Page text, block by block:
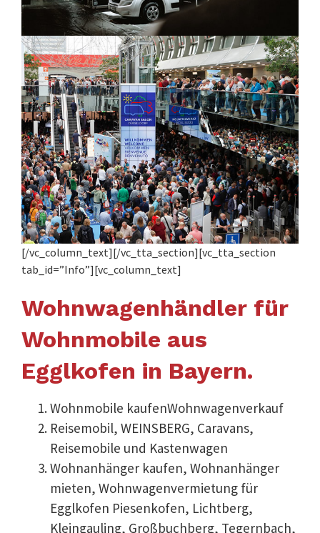
[/vc_column_text][/vc_tta_section][vc_tta_section
tab_id=”Info”][vc_column_text]
Wohnwagenhändler für
Wohnmobile aus
Egglkofen in Bayern.
Wohnmobile kaufenWohnwagenverkauf
Reisemobil, WEINSBERG, Caravans,
Reisemobile und Kastenwagen
Wohnanhänger kaufen, Wohnanhänger
mieten, Wohnwagenvermietung für
Egglkofen Piesenkofen, Lichtberg,
Kleingauling, Großbuchberg, Tegernbach,